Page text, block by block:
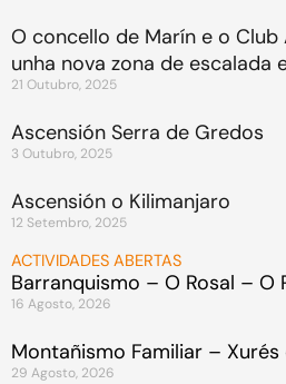
O concello de Marín e o Club
unha nova zona de escalada
21 Outubro, 2025
Ascensión Serra de Gredos
3 Outubro, 2025
Ascensión o Kilimanjaro
12 Setembro, 2025
ACTIVIDADES ABERTAS
Barranquismo – O Rosal – O
16 Agosto, 2026
Montañismo Familiar –
29 Agosto, 2026